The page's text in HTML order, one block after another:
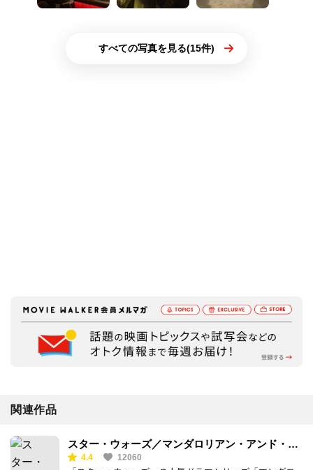
すべての写真を見る(15件)
関連作品
スター・ウォーズ／マンダロリアン・アンド・グ
ローグー
4.4 12060